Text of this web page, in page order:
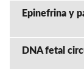
Epinefrina y
DNA fetal